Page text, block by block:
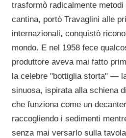
trasformò radicalmente
cantina, portò Travaglini alle
internazionali, conquistò
mondo. E nel 1958 fece
produttore aveva mai fatto
la celebre "bottiglia storta" —
sinuosa, ispirata alla schiena
che funziona come un
raccogliendo i sedimenti
senza mai versarlo sulla